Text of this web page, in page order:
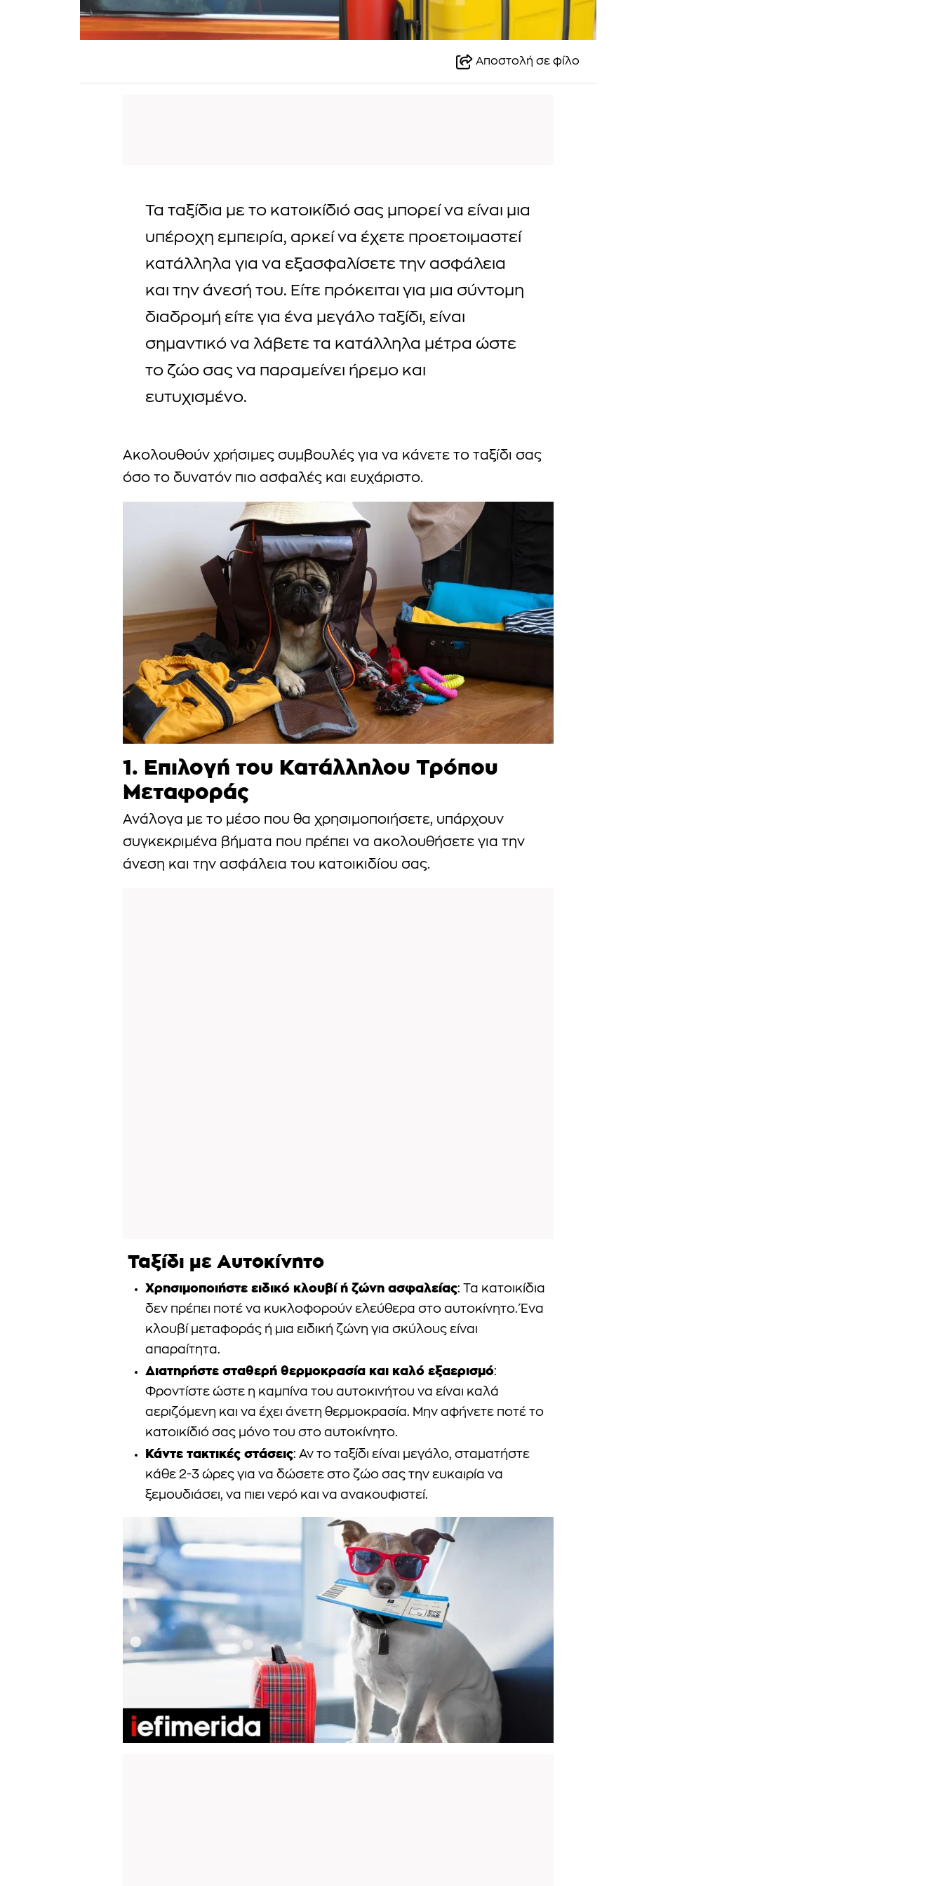
Αποστολή σε φίλο
Τα ταξίδια με το κατοικίδιό σας μπορεί να είναι μια
υπέροχη εμπειρία, αρκεί να έχετε προετοιμαστεί
κατάλληλα για να εξασφαλίσετε την ασφάλεια
και την άνεσή του. Είτε πρόκειται για μια σύντομη
διαδρομή είτε για ένα μεγάλο ταξίδι, είναι
σημαντικό να λάβετε τα κατάλληλα μέτρα ώστε
το ζώο σας να παραμείνει ήρεμο και
ευτυχισμένο.
Ακολουθούν χρήσιμες συμβουλές για να κάνετε το ταξίδι σας
όσο το δυνατόν πιο ασφαλές και ευχάριστο.
1. Επιλογή του Κατάλληλου Τρόπου
Μεταφοράς
Ανάλογα με το μέσο που θα χρησιμοποιήσετε, υπάρχουν
συγκεκριμένα βήματα που πρέπει να ακολουθήσετε για την
άνεση και την ασφάλεια του κατοικιδίου σας.
Ταξίδι με Αυτοκίνητο
Χρησιμοποιήστε ειδικό κλουβί ή ζώνη ασφαλείας: Τα κατοικίδια
δεν πρέπει ποτέ να κυκλοφορούν ελεύθερα στο αυτοκίνητο. Ένα
κλουβί μεταφοράς ή μια ειδική ζώνη για σκύλους είναι
απαραίτητα.
Διατηρήστε σταθερή θερμοκρασία και καλό εξαερισμό:
Φροντίστε ώστε η καμπίνα του αυτοκινήτου να είναι καλά
αεριζόμενη και να έχει άνετη θερμοκρασία. Μην αφήνετε ποτέ το
κατοικίδιό σας μόνο του στο αυτοκίνητο.
Κάντε τακτικές στάσεις: Αν το ταξίδι είναι μεγάλο, σταματήστε
κάθε 2-3 ώρες για να δώσετε στο ζώο σας την ευκαιρία να
ξεμουδιάσει, να πιει νερό και να ανακουφιστεί.